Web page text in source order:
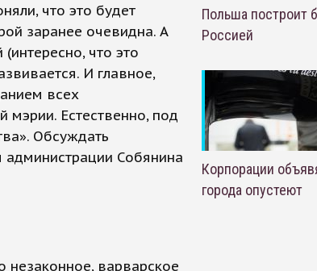
что это будет
заранее очевидна. А
что это
И главное,
всех
мэрии. Естественно, под
Обсуждать
Собянина
варварское
Польша построит
Россией
Корпорации
города опустеют